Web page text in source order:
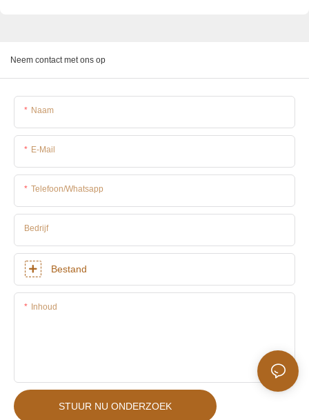
Neem contact met ons op
Naam
E-Mail
Telefoon/whatsapp
Bedrijf
Bestand
Inhoud
STUUR NU ONDERZOEK